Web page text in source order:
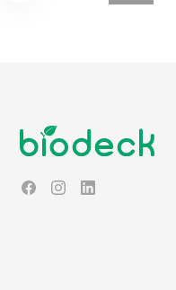
FacebookInstagram